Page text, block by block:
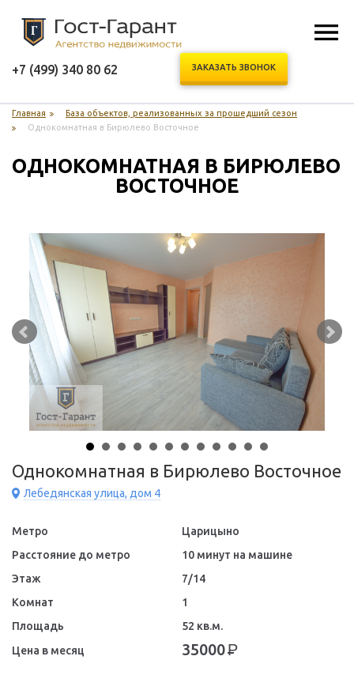
+7 (499) 340 80 62 ЗАКАЗАТЬ ЗВОНОК
Главная
База объектов, реализованных за прошедший сезон
Однокомнатная в Бирюлево Восточное
ОДНОКОМНАТНАЯ В БИРЮЛЕВО
ВОСТОЧНОЕ
Однокомнатная в Бирюлево Восточное
Лебедянская улица, дом 4
Метро
Царицыно
Расстояние до метро
10 минут на машине
Этаж
7/14
Комнат
1
Площадь
52 кв.м.
Цена в месяц
35000Р